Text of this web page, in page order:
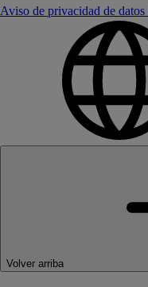
Aviso de privacidad de
Volver arriba